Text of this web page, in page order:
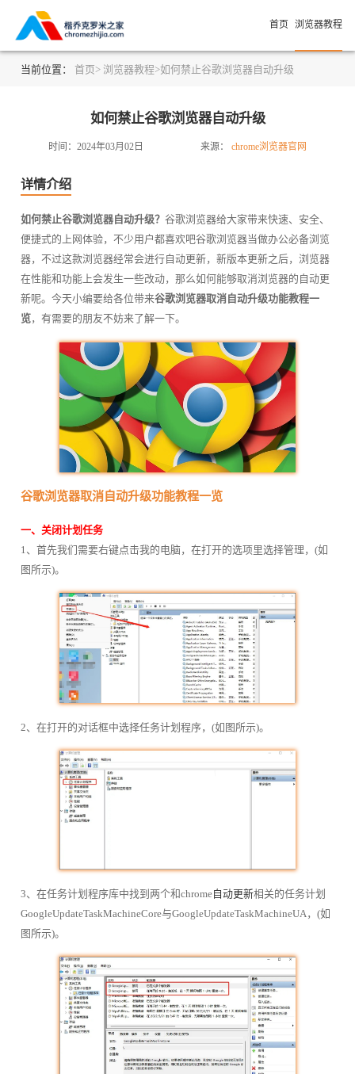
首页 浏览器教程
当前位置： 首页> 浏览器教程>如何禁止谷歌浏览器自动升级
如何禁止谷歌浏览器自动升级
时间：2024年03月02日 来源： chrome浏览器官网
详情介绍
如何禁止谷歌浏览器自动升级？ 谷歌浏览器给大家带来快速、安全、
便捷式的上网体验，不少用户都喜欢吧谷歌浏览器当做办公必备浏览
器，不过这款浏览器经常会进行自动更新，新版本更新之后，浏览器
在性能和功能上会发生一些改动，那么如何能够取消浏览器的自动更
新呢。今天小编要给各位带来谷歌浏览器取消自动升级功能教程一
览，有需要的朋友不妨来了解一下。
谷歌浏览器取消自动升级功能教程一览
一、关闭计划任务
1、首先我们需要右键点击我的电脑，在打开的选项里选择管理，(如
图所示)。
2、在打开的对话框中选择任务计划程序，(如图所示)。
3、在任务计划程序库中找到两个和chrome自动更新相关的任务计划
GoogleUpdateTaskMachineCore与GoogleUpdateTaskMachineUA，(如
图所示)。